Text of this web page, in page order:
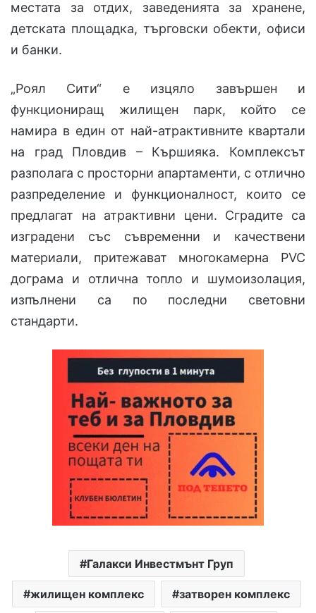
местата за отдих, заведенията за хранене,
детската площадка, търговски обекти, офиси
и банки.
„Роял Сити“ е изцяло завършен и
функциониращ жилищен парк, който се
намира в един от най-атрактивните квартали
на град Пловдив – Кършияка. Комплексът
разполага с просторни апартаменти, с отлично
разпределение и функционалност, които се
предлагат на атрактивни цени. Сградите са
изградени със съвременни и качествени
материали, притежават многокамерна PVC
дограма и отлична топло и шумоизолация,
изпълнени са по последни световни
стандарти.
Галакси Инвестмънт Груп
жилищен комплекс затворен комплекс